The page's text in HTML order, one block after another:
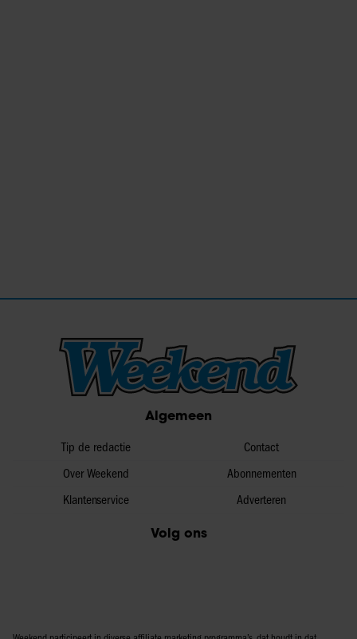
Algemeen
Tip de redactie
Over Weekend
Klantenservice
Contact
Abonnementen
Adverteren
Volg ons